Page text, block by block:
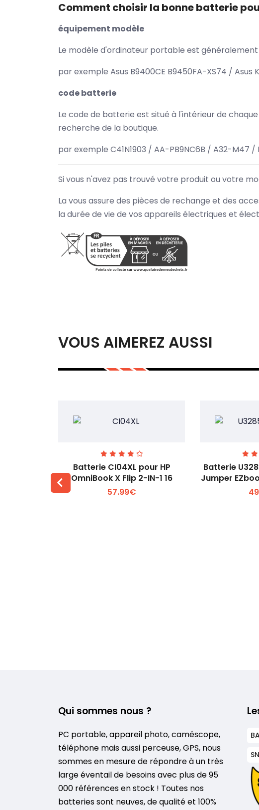
Comment choisir la bonne batterie
équipement modèle
Le modèle d'ordinateur portable est
par exemple Asus B9400CE B9450FA-XS74 / Asus
code batterie
Le code de batterie est situé à l'intérieur de
recherche de la boutique.
par exemple C41N1903 / AA-PB9NC6B / A32-M47 /
Si vous n'avez pas trouvé votre produit ou votre
La vous assure des pièces de rechange et des
la durée de vie de vos appareils électriques et
VOUS AIMEREZ AUSSI
Voir plus +
Batterie CI04XL pour HP
OmniBook X Flip 2-IN-1 16
57.99€
Batterie
Jumper
Qui sommes nous ?
PC portable, appareil photo, caméscope,
téléphone mais aussi perceuse, GPS, nous
sommes en mesure de répondre à un très
large éventail de besoins avec plus de 95
000 références en stock ! Toutes nos
batteries sont neuves, de qualité et 100%